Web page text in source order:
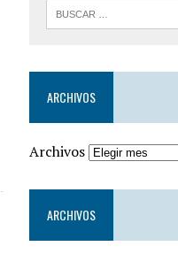
ARCHIVOS
Archivos
ARCHIVOS